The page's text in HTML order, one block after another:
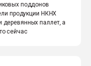
поддонов
продукции НКНХ
деревянных паллет, а
сейчас